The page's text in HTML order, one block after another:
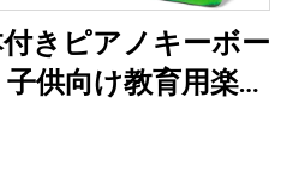
きピアノキーボー
供向け教育用楽器